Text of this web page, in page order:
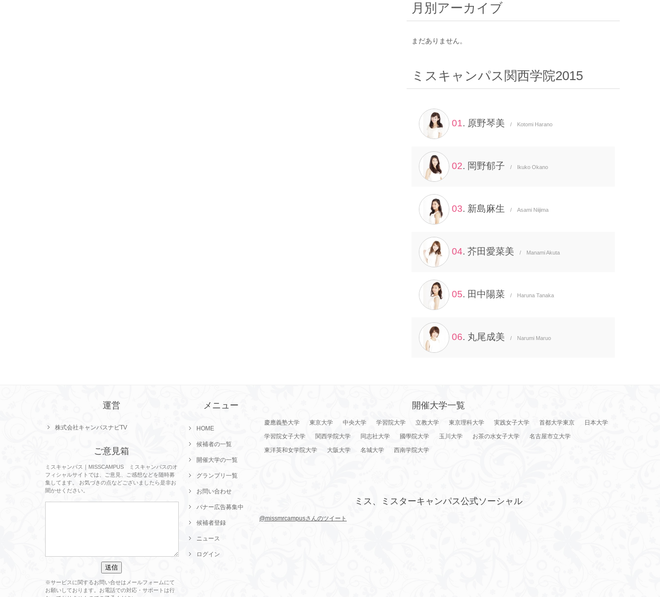
月別アーカイブ
まだありません。
ミスキャンパス関西学院2015
01. 原野琴美 / Kotomi Harano
02. 岡野郁子 / Ikuko Okano
03. 新島麻生 / Asami Niijima
04. 芥田愛菜美 / Manami Akuta
05. 田中陽菜 / Haruna Tanaka
06. 丸尾成美 / Narumi Maruo
運営
株式会社キャンパスナビTV
ご意見箱
ミスキャンパス｜MISSCAMPUS ミスキャンパスのオ
フィシャルサイトでは、ご意見、ご感想などを随時募
集してます。 お気づきの点などございましたら是非お
聞かせください。
※サービスに関するお問い合せはメールフォームにて
お願いしております。お電話での対応・サポートは行
メニュー
HOME
候補者の一覧
開催大学の一覧
グランプリ一覧
お問い合わせ
バナー広告募集中
候補者登録
ニュース
ログイン
開催大学一覧
慶應義塾大学 東京大学 中央大学 学習院大学 立教大学 東京理科大学 実践女子大学 首都大学東京
日本大学
学習院女子大学
関西学院大学 同志社大学 國學院大学 玉川大学 お茶の水女子大学
名古屋市立大学
東洋英和女学院大学
大阪大学 名城大学 西南学院大学
ミス、ミスターキャンパス公式ソーシャル
@missmrcampusさんのツイート